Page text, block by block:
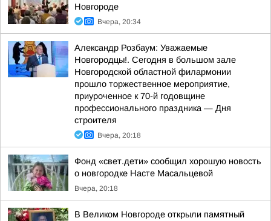
Новгороде
Вчера, 20:34
Александр Розбаум: Уважаемые
Новгородцы!. Сегодня в большом зале
Новгородской областной филармонии
прошло торжественное мероприятие,
приуроченное к 70-й годовщине
профессионального праздника — Дня
строителя
Вчера, 20:18
Фонд «свет.дети» сообщил хорошую новость
о новгородке Насте Масальцевой
Вчера, 20:18
В Великом Новгороде открыли памятный